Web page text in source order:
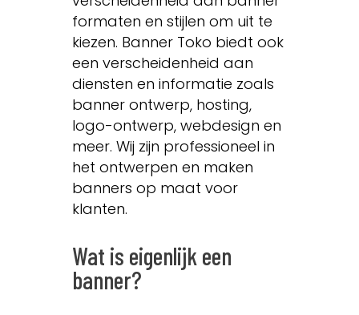
formaten en stijlen om uit te
kiezen. Banner Toko biedt ook
een verscheidenheid aan
diensten en informatie zoals
banner ontwerp, hosting,
logo-ontwerp, webdesign en
meer. Wij zijn professioneel in
het ontwerpen en maken
banners op maat voor
klanten.
Wat is eigenlijk een
banner?